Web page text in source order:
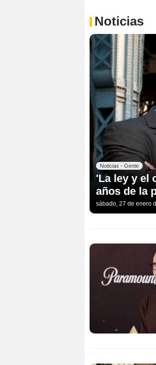
Noticias
Noticias - Gente
'La ley y el
años de la
sábado, 27 de enero